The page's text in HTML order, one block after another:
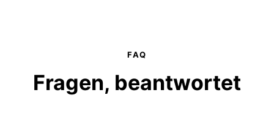
FAQ
Fragen, beantwortet